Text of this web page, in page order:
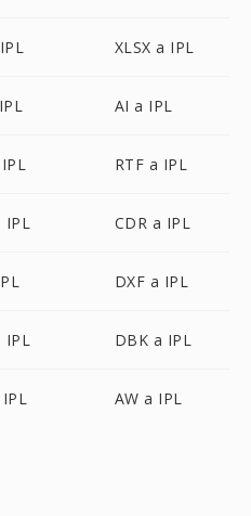
XLSX a IPL
AI a IPL
RTF a IPL
IPL CDR a IPL
DXF a IPL
IPL DBK a IPL
IPL AW a IPL